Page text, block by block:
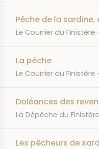
Pêche de la sardine,
JOURNAL
Le Courrier du Finistère
La pêche
JOURNAL
Le Courrier du Finistère
Doléances des
JOURNAL
La Dépêche du Finistère
Les pêcheurs de